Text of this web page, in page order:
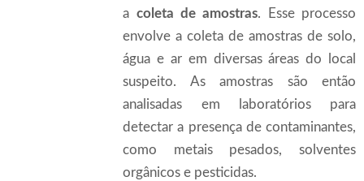
a coleta de amostras. Esse processo
envolve a coleta de amostras de solo,
água e ar em diversas áreas do local
suspeito. As amostras são então
analisadas em laboratórios para
detectar a presença de contaminantes,
como metais pesados, solventes
orgânicos e pesticidas.